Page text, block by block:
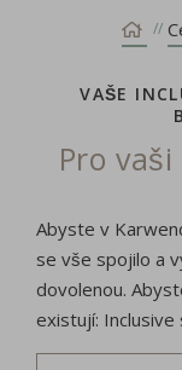
VAŠE
Pro
Abyste v
se vše spojilo a
dovolenou.
existují: